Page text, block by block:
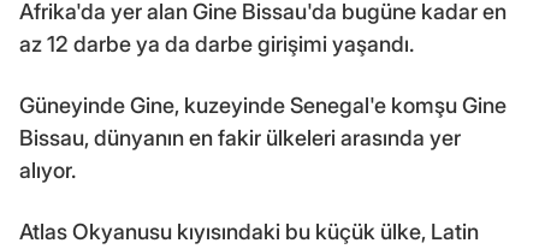
Afrika'da yer alan Gine Bissau'da bugüne kadar en
az 12 darbe ya da darbe girişimi yaşandı.
Güneyinde Gine, kuzeyinde Senegal'e komşu Gine
Bissau, dünyanın en fakir ülkeleri arasında yer
alıyor.
Atlas Okyanusu kıyısındaki bu küçük ülke, Latin